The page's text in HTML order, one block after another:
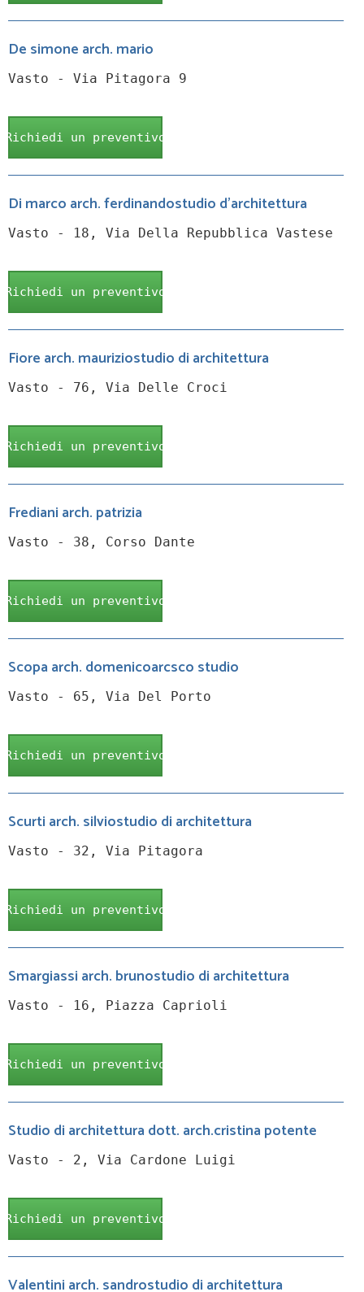
De simone arch. mario
Vasto - Via Pitagora 9
Richiedi un preventivo
Di marco arch. ferdinandostudio d'architettura
Vasto - 18, Via Della Repubblica Vastese
Richiedi un preventivo
Fiore arch. mauriziostudio di architettura
Vasto - 76, Via Delle Croci
Richiedi un preventivo
Frediani arch. patrizia
Vasto - 38, Corso Dante
Richiedi un preventivo
Scopa arch. domenicoarcsco studio
Vasto - 65, Via Del Porto
Richiedi un preventivo
Scurti arch. silviostudio di architettura
Vasto - 32, Via Pitagora
Richiedi un preventivo
Smargiassi arch. brunostudio di architettura
Vasto - 16, Piazza Caprioli
Richiedi un preventivo
Studio di architettura dott. arch.cristina potente
Vasto - 2, Via Cardone Luigi
Richiedi un preventivo
Valentini arch. sandrostudio di architettura